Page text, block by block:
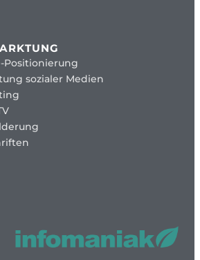
Positionierung
sozialer Medien